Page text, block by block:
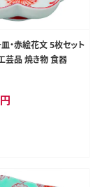
・赤絵花文 5枚セット
芸品 焼き物 食器
円